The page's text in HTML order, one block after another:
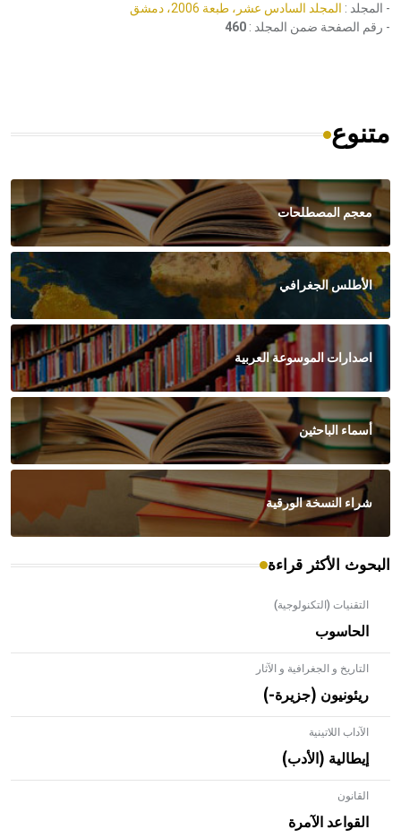
- المجلد : المجلد السادس عشر، طبعة 2006، دمشق
- رقم الصفحة ضمن المجلد : 460
متنوع
معجم المصطلحات
الأطلس الجغرافي
اصدارات الموسوعة العربية
أسماء الباحثين
شراء النسخة الورقية
البحوث الأكثر قراءة
التقنيات (التكنولوجية)
الحاسوب
التاريخ و الجغرافية و الآثار
ريئونيون (جزيرة-)
الآداب اللاتينية
إيطالية (الأدب)
القانون
القواعد الآمرة
- هل تعلم أن الأبلق نوع من الفنون الهندسية التي ارتبطت
بالعمارة الإسلامية في بلاد الشام ومصر خاصة، حيث يحرص